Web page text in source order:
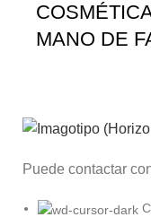
MANO DE
Puede contactar